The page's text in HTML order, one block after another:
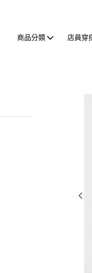
商品分類 店員穿